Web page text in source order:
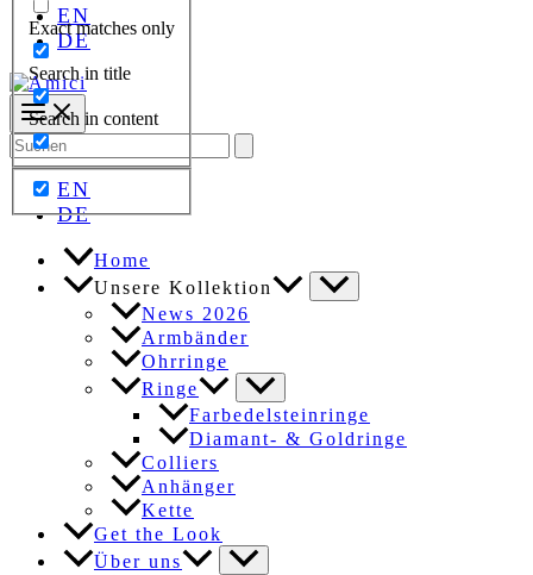
Exact matches only
Search in title
Search in content
EN
DE
Search
for:
EN
DE
Home
Unsere Kollektion
News 2026
Armbänder
Ohrringe
Ringe
Farbedelsteinringe
Diamant- & Goldringe
Colliers
Anhänger
Kette
Get the Look
Über uns